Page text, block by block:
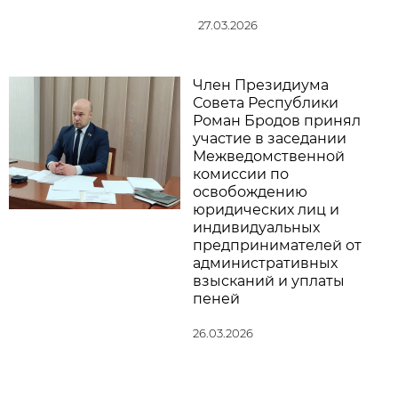
27.03.2026
Член Президиума
Совета Республики
Роман Бродов принял
участие в заседании
Межведомственной
комиссии по
освобождению
юридических лиц и
индивидуальных
предпринимателей от
административных
взысканий и уплаты
пеней
26.03.2026